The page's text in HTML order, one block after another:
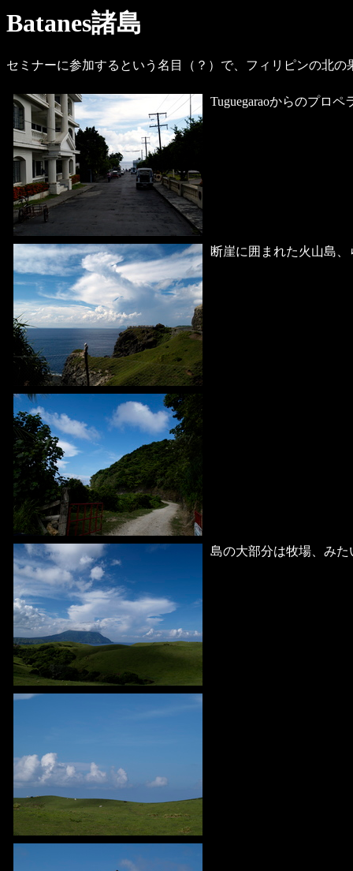
Batanes諸島
セミナーに参加するという名目（？）で、フィリピンの北の
Tuguegaraoからのプロペ
断崖に囲まれた火山島、
島の大部分は牧場、みた